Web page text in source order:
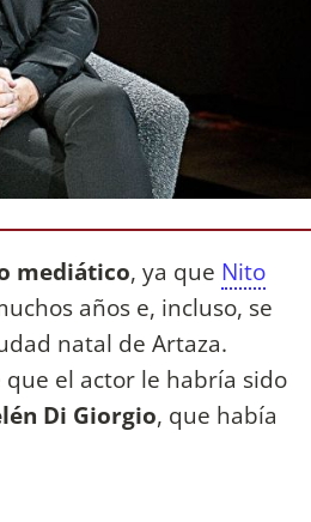
mediático, ya que Nito
años e, incluso, se
natal de Artaza.
el actor le habría sido
Di Giorgio, que había